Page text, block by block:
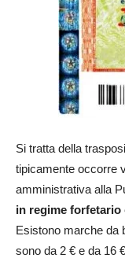
Si tratta della
tipicamente occorre
amministrativa alla
in regime forfetario
Esistono marche da
sono da 2 € e da 16